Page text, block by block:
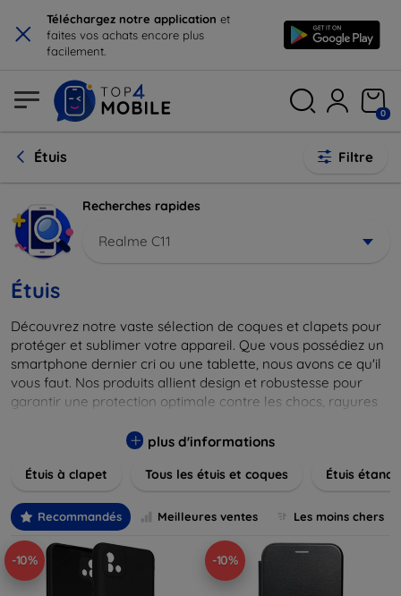
× Téléchargez notre application et
faites vos achats encore plus
facilement.
0
Étuis Filtre
Recherches rapides
Realme C11
Étuis
Découvrez notre vaste sélection de coques et clapets pour
protéger et sublimer votre appareil. Que vous possédiez un
smartphone dernier cri ou une tablette, nous avons ce qu'il
vous faut. Nos produits allient design et robustesse pour
garantir une protection optimale contre les chocs, rayures
allant des modèles élégants et minimalistes aux designs
matériaux de haute qualité, y compris le cuir, le silicone, et
parfait pour exprimer votre style tout en assurant la
durabilité de votre appareil.
plus d'informations
Étuis à clapet Tous les étuis et coques Étuis
Recommandés Meilleures ventes Les moins chers
-10% -10%